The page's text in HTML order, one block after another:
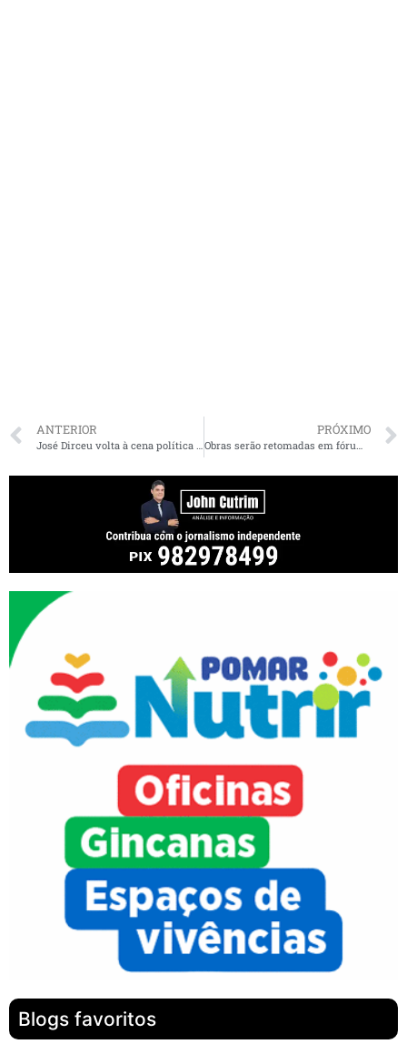
ANTERIOR PRÓXIMO
Blogs favoritos